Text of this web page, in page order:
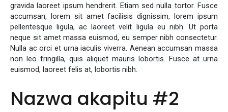
gravida laoreet ipsum hendrerit. Etiam sed nulla tortor. Fusce
accumsan, lorem sit amet facilisis dignissim, lorem ipsum
pellentesque ligula, ac laoreet velit ligula eu nibh. Ut porta
neque sit amet massa euismod, eu semper nibh consectetur.
Nulla ac orci et urna iaculis viverra. Aenean accumsan massa
non leo fringilla, quis aliquet mauris lobortis. Fusce at urna
euismod, laoreet felis at, lobortis nibh.
Nazwa akapitu #2